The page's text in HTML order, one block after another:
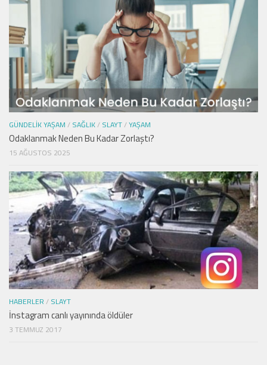
GÜNDELIK YAŞAM / SAĞLIK/ SLAYT/YAŞAM
Odaklanmak Neden Bu Kadar Zorlaştı?
15 AĞUSTOS 2025
HABERLER / SLAYT
İnstagram canlı yayınında öldüler
3 TEMMUZ 2017